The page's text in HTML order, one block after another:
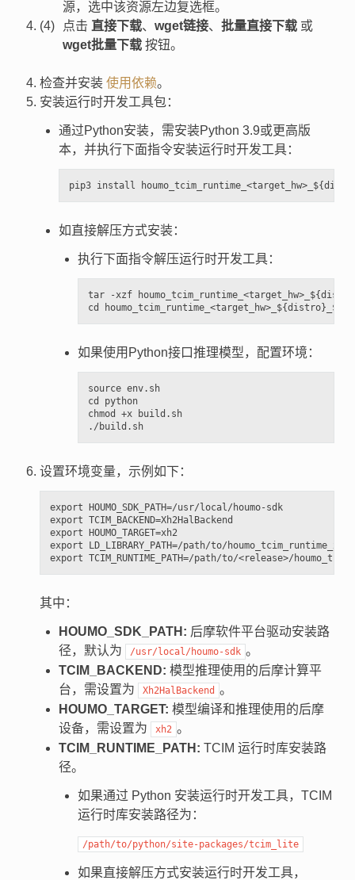
源，选中该资源左边复选框。
点击 直接下载、 wget链接、 批量直接下载或
wget批量下载按钮。
检查并安装 使用依赖。
安装运行时开发工具包：
通过Python安装，需安装Python 3.9或更高版
本，并执行下面指令安装运行时开发工具：
如直接解压方式安装：
执行下面指令解压运行时开发工具：
tar -xzf
如果使用Python接口推理模型，配置环境：
source env.sh
cd python
chmod +x build.sh
./build.sh
设置环境变量，示例如下：
export HOUMO_SDK_PATH=/usr/local/houmo-sdk
export TCIM_BACKEND=Xh2HalBackend
export HOUMO_TARGET=xh2
export LD_LIBRARY_PATH=/path/to/
其中：
HOUMO_SDK_PATH: 后摩软件平台驱动安装路
径，默认为
/usr/local/houmo-sdk 。
TCIM_BACKEND: 模型推理使用的后摩计算平
台，需设置为
Xh2HalBackend 。
HOUMO_TARGET: 模型编译和推理使用的后摩
设备，需设置为
xh2 。
TCIM_RUNTIME_PATH: TCIM 运行时库安装路
径。
如果通过 Python 安装运行时开发工具，TCIM
运行时库安装路径为：
/path/to/python/site-packages/tcim_lite
如果直接解压方式安装运行时开发工具，